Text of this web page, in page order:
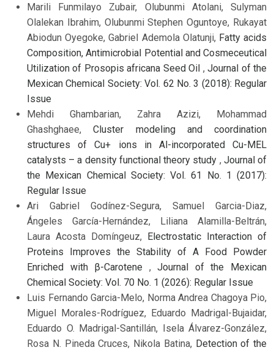
Marili Funmilayo Zubair, Olubunmi Atolani, Sulyman
Olalekan Ibrahim, Olubunmi Stephen Oguntoye, Rukayat
Abiodun Oyegoke, Gabriel Ademola Olatunji, Fatty acids
Composition, Antimicrobial Potential and Cosmeceutical
Utilization of Prosopis africana Seed Oil ,Journal of the
Mexican Chemical Society: Vol. 62 No. 3 (2018): Regular
Issue
Mehdi Ghambarian, Zahra Azizi, Mohammad
Ghashghaee,Cluster modeling and coordination
structures of Cu+ ions in Al-incorporated Cu-MEL
catalysts – a density functional theory study , Journal of
the Mexican Chemical Society: Vol. 61 No. 1 (2017):
Regular Issue
Ari Gabriel Godínez-Segura, Samuel Garcia-Diaz,
Ángeles García-Hernández, Liliana Alamilla-Beltrán,
Laura Acosta Domíngeuz, Electrostatic Interaction of
Proteins Improves the Stability of A Food Powder
Enriched with β-Carotene ,Journal of the Mexican
Chemical Society: Vol. 70 No. 1 (2026): Regular Issue
Luis Fernando Garcia-Melo, Norma Andrea Chagoya Pio,
Miguel Morales-Rodríguez, Eduardo Madrigal-Bujaidar,
Eduardo O. Madrigal-Santillán, Isela Álvarez-González,
Rosa N. Pineda Cruces, Nikola Batina, Detection of the